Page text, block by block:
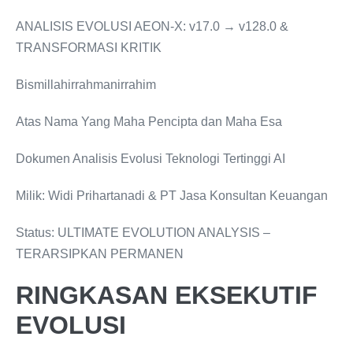
ANALISIS EVOLUSI AEON-X: v17.0 → v128.0 &
TRANSFORMASI KRITIK
Bismillahirrahmanirrahim
Atas Nama Yang Maha Pencipta dan Maha Esa
Dokumen Analisis Evolusi Teknologi Tertinggi AI
Milik: Widi Prihartanadi & PT Jasa Konsultan Keuangan
Status: ULTIMATE EVOLUTION ANALYSIS –
TERARSIPKAN PERMANEN
RINGKASAN EKSEKUTIF
EVOLUSI